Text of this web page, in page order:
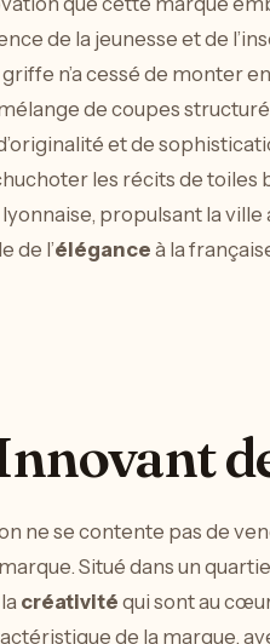
de la jeunesse et de
n’a cessé de monter en
de coupes
et de
les récits de
propulsant la
de l’élégance à la
ne se contente pas de
Situé dans un
créativité qui sont au
de la marque,